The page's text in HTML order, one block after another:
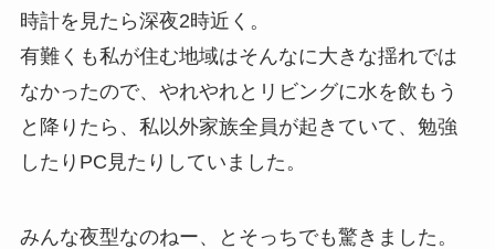
時計を見たら深夜2時近く。
有難くも私が住む地域はそんなに大きな揺れでは
なかったので、やれやれとリビングに水を飲もう
と降りたら、私以外家族全員が起きていて、勉強
したりPC見たりしていました。
みんな夜型なのねー、とそっちでも驚きました。